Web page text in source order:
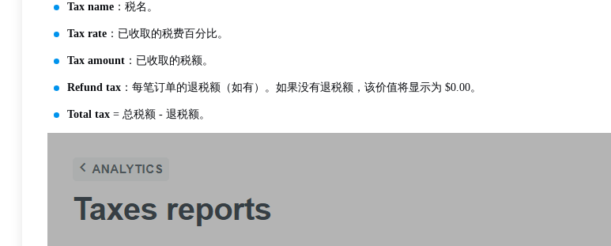
Tax name ：税名。
Tax rate ：已收取的税费百分比。
Tax amount ：已收取的税额。
Refund tax ：每笔订单的退税额（如有）。如果没有退税额，该价值将显示为 $0.00。
Total tax = 总税额 - 退税额。